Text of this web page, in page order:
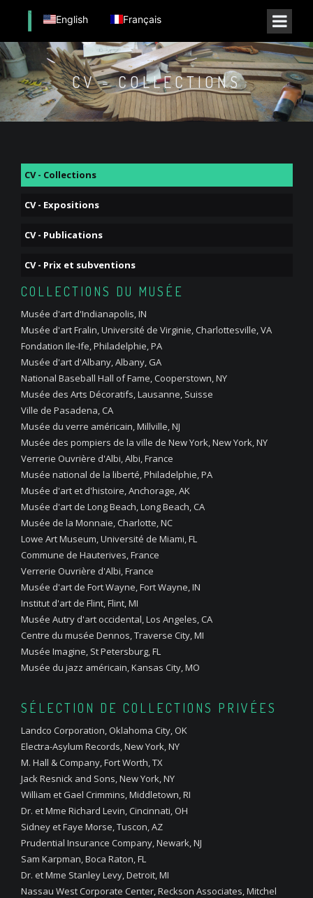
CV - COLLECTIONS
CV - Collections
CV - Expositions
CV - Publications
CV - Prix et subventions
COLLECTIONS DU MUSÉE
Musée d'art d'Indianapolis, IN
Musée d'art Fralin, Université de Virginie, Charlottesville, VA
Fondation Ile-Ife, Philadelphie, PA
Musée d'art d'Albany, Albany, GA
National Baseball Hall of Fame, Cooperstown, NY
Musée des Arts Décoratifs, Lausanne, Suisse
Ville de Pasadena, CA
Musée du verre américain, Millville, NJ
Musée des pompiers de la ville de New York, New York, NY
Verrerie Ouvrière d'Albi, Albi, France
Musée national de la liberté, Philadelphie, PA
Musée d'art et d'histoire, Anchorage, AK
Musée d'art de Long Beach, Long Beach, CA
Musée de la Monnaie, Charlotte, NC
Lowe Art Museum, Université de Miami, FL
Commune de Hauterives, France
Verrerie Ouvrière d'Albi, France
Musée d'art de Fort Wayne, Fort Wayne, IN
Institut d'art de Flint, Flint, MI
Musée Autry d'art occidental, Los Angeles, CA
Centre du musée Dennos, Traverse City, MI
Musée Imagine, St Petersburg, FL
Musée du jazz américain, Kansas City, MO
SÉLECTION DE COLLECTIONS PRIVÉES
Landco Corporation, Oklahoma City, OK
Electra-Asylum Records, New York, NY
M. Hall & Company, Fort Worth, TX
Jack Resnick and Sons, New York, NY
William et Gael Crimmins, Middletown, RI
Dr. et Mme Richard Levin, Cincinnati, OH
Sidney et Faye Morse, Tuscon, AZ
Prudential Insurance Company, Newark, NJ
Sam Karpman, Boca Raton, FL
Dr. et Mme Stanley Levy, Detroit, MI
Nassau West Corporate Center, Reckson Associates, Mitchel
English Français